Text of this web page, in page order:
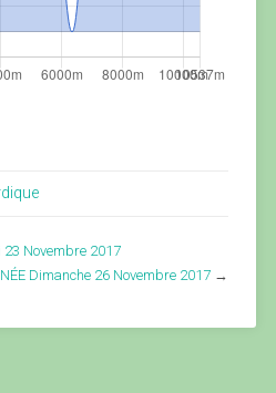
Novembre 2017
Dimanche 26 Novembre 2017 →